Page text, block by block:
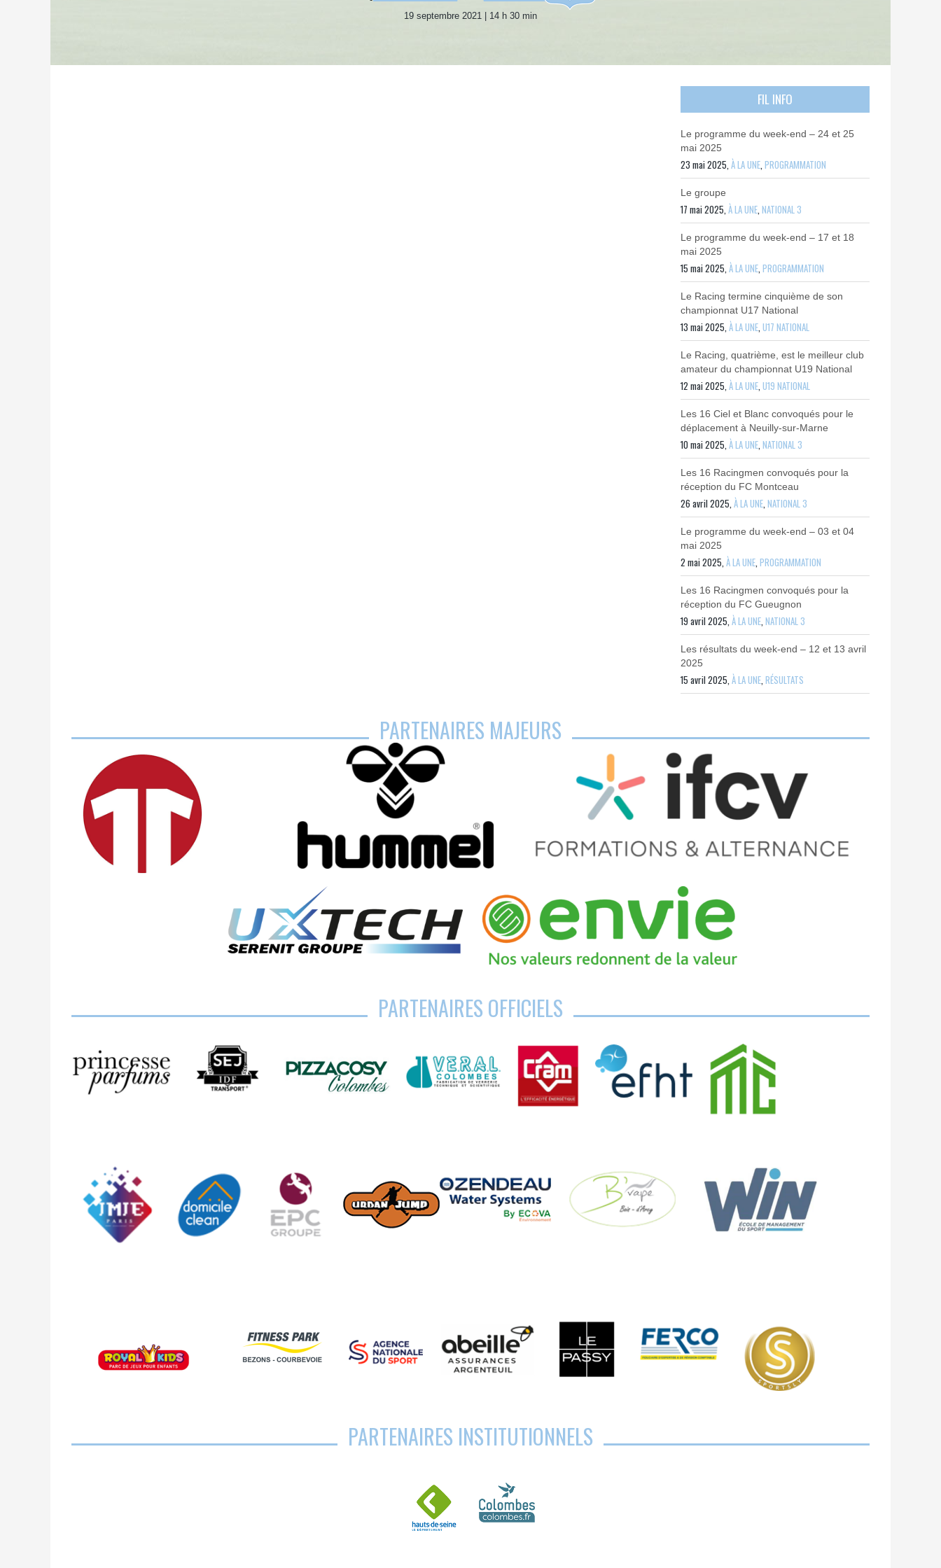
19 septembre 2021 | 14 h 30 min
FIL INFO
Le programme du week-end – 24 et 25
mai 2025
23 mai 2025,À LA UNE,PROGRAMMATION
Le groupe
17 mai 2025,À LA UNE,NATIONAL 3
Le programme du week-end – 17 et 18
mai 2025
15 mai 2025,À LA UNE,PROGRAMMATION
Le Racing termine cinquième de son
championnat U17 National
13 mai 2025,À LA UNE,U17 NATIONAL
Le Racing, quatrième, est le meilleur club
amateur du championnat U19 National
12 mai 2025,À LA UNE,U19 NATIONAL
Les 16 Ciel et Blanc convoqués pour le
déplacement à Neuilly-sur-Marne
10 mai 2025,À LA UNE,NATIONAL 3
Les 16 Racingmen convoqués pour la
réception du FC Montceau
26 avril 2025,À LA UNE,NATIONAL 3
Le programme du week-end – 03 et 04
mai 2025
2 mai 2025,À LA UNE,PROGRAMMATION
Les 16 Racingmen convoqués pour la
réception du FC Gueugnon
19 avril 2025,À LA UNE,NATIONAL 3
Les résultats du week-end – 12 et 13 avril
2025
15 avril 2025,À LA UNE,RÉSULTATS
PARTENAIRES MAJEURS
PARTENAIRES OFFICIELS
PARTENAIRES INSTITUTIONNELS